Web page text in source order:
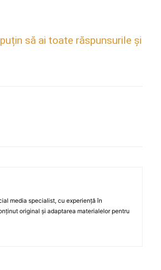
să ai toate răspunsurile și
media specialist, cu experiență în
original și adaptarea materialelor pentru